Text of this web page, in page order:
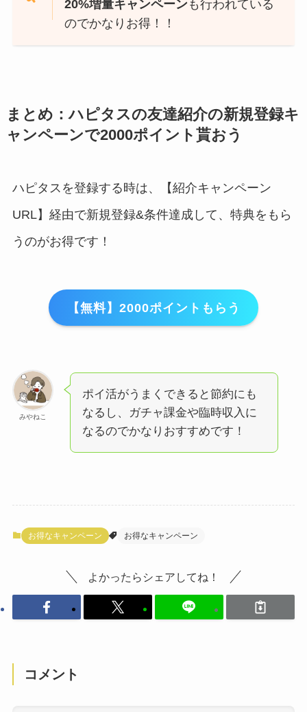
20%増量キャンペーンも行われている
のでかなりお得！！
まとめ：ハピタスの友達紹介の新規登録キ
ャンペーンで2000ポイント貰おう
ハピタスを登録する時は、【紹介キャンペーン
URL】経由で新規登録&条件達成して、特典をもら
うのがお得です！
【無料】2000ポイントもらう
みやねこ
ポイ活がうまくできると節約にも
なるし、ガチャ課金や臨時収入に
なるのでかなりおすすめです！
お得なキャンペーン お得なキャンペーン
よかったらシェアしてね！
コメント